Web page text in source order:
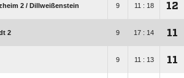
2 /​ Dillweißenstein 9 11 : 18 12
2 9 17 : 14 11
9 11 : 13 11